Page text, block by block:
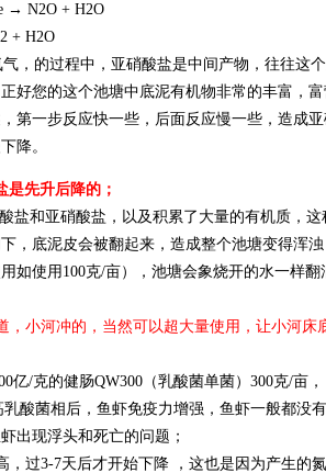
→ N2O + H2O
+ H2O
的过程中，亚硝酸盐是中间产物，往往这
好您的这个池塘中底泥有机物非常的丰富，
第一步反应快一些，后面反应慢一些，造成
降。
先升后降的；
和亚硝酸盐，以及积累了大量的有机质，
，底泥皮会被翻起来，造成整个池塘变得浑
如使用100克/亩），池塘会象烧开的水一样
，小河冲的，当然可以超大量使用，让小河床
/克的健肠QW300（乳酸菌单菌）300克/亩
酸菌相后，鱼虾免疫力增强，鱼虾一般都没
出现浮头和死亡的问题；
过3-7天后才开始下降 ，这也是因为产生的